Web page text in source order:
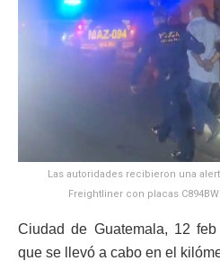
Las autoridades recibieron una
Freightliner con placas
Ciudad de Guatemala, 12
que se llevó a cabo en el